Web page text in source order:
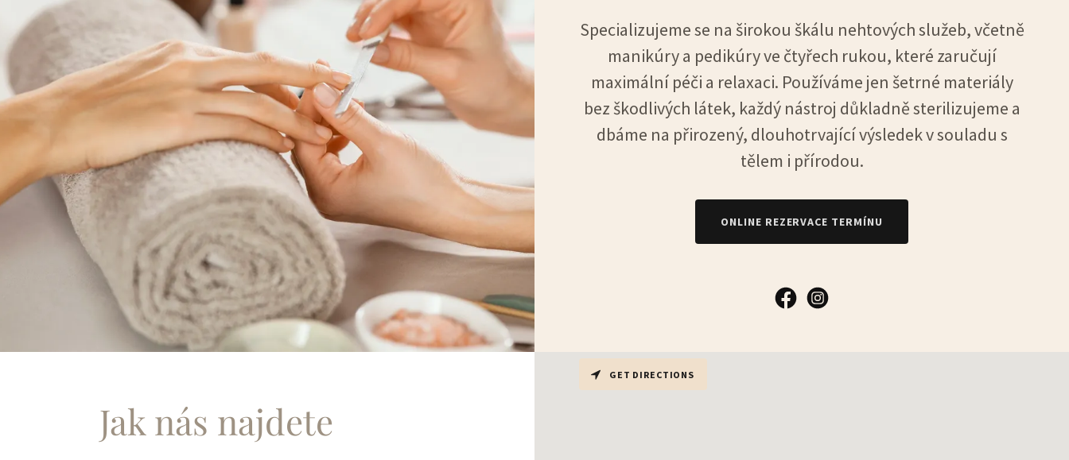
Specializujeme se na širokou škálu nehtových služeb, včetně
manikúry a pedikúry ve čtyřech rukou, které zaručují
maximální péči a relaxaci. Používáme jen šetrné materiály
bez škodlivých látek, každý nástroj důkladně sterilizujeme a
dbáme na přirozený, dlouhotrvající výsledek v souladu s
tělem i přírodou.
ONLINE REZERVACE TERMÍNU
Jak nás najdete
GET DIRECTIONS